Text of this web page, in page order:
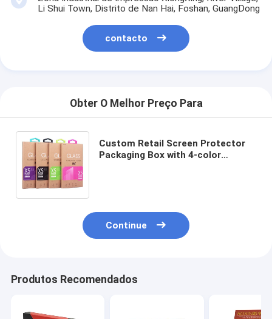
Li Shui Town, Distrito de Nan Hai, Foshan, GuangDong
contacto
Obter O Melhor Preço Para
Custom Retail Screen Protector
Packaging Box with 4-color
Continue
Produtos Recomendados